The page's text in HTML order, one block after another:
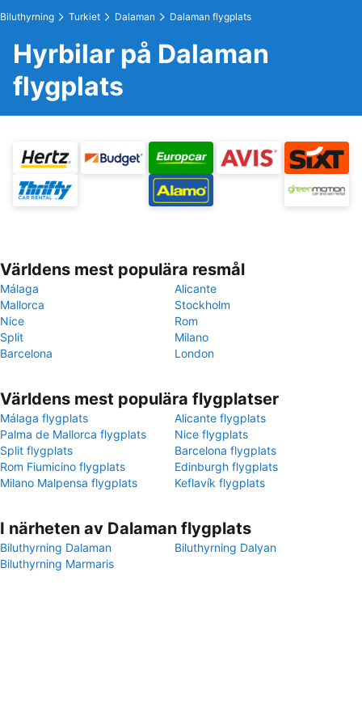
Biluthyrning Turkiet Dalaman Dalaman flygplats
Hyrbilar på Dalaman
flygplats
Världens mest populära resmål
Málaga
Alicante
Mallorca
Stockholm
Nice
Rom
Split
Milano
Barcelona
London
Världens mest populära flygplatser
Málaga flygplats
Alicante flygplats
Palma de Mallorca flygplats
Nice flygplats
Split flygplats
Barcelona flygplats
Rom Fiumicino flygplats
Edinburgh flygplats
Milano Malpensa flygplats
Keflavík flygplats
I närheten av Dalaman flygplats
Biluthyrning Dalaman
Biluthyrning Dalyan
Biluthyrning Marmaris